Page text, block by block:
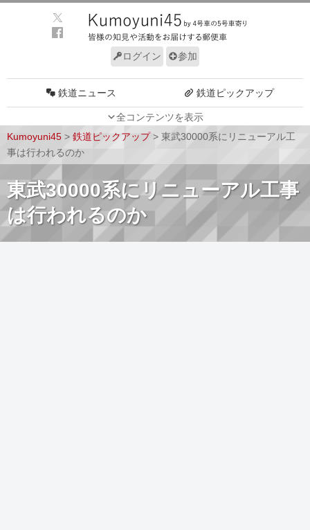
ログイン 参加
全コンテンツを表示
鉄道ニュース 鉄道ピックアップ
車両技術
Kumoyuni45 > 鉄道ピックアップ> 東武30000系にリニューアル工
事は行われるのか
東武30000系にリニューアル工事
は行われるのか